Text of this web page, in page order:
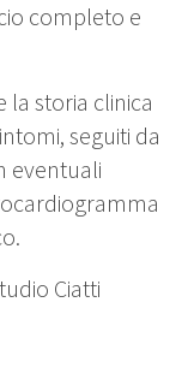
completo e
la storia clinica
seguiti da
eventuali
Ciatti